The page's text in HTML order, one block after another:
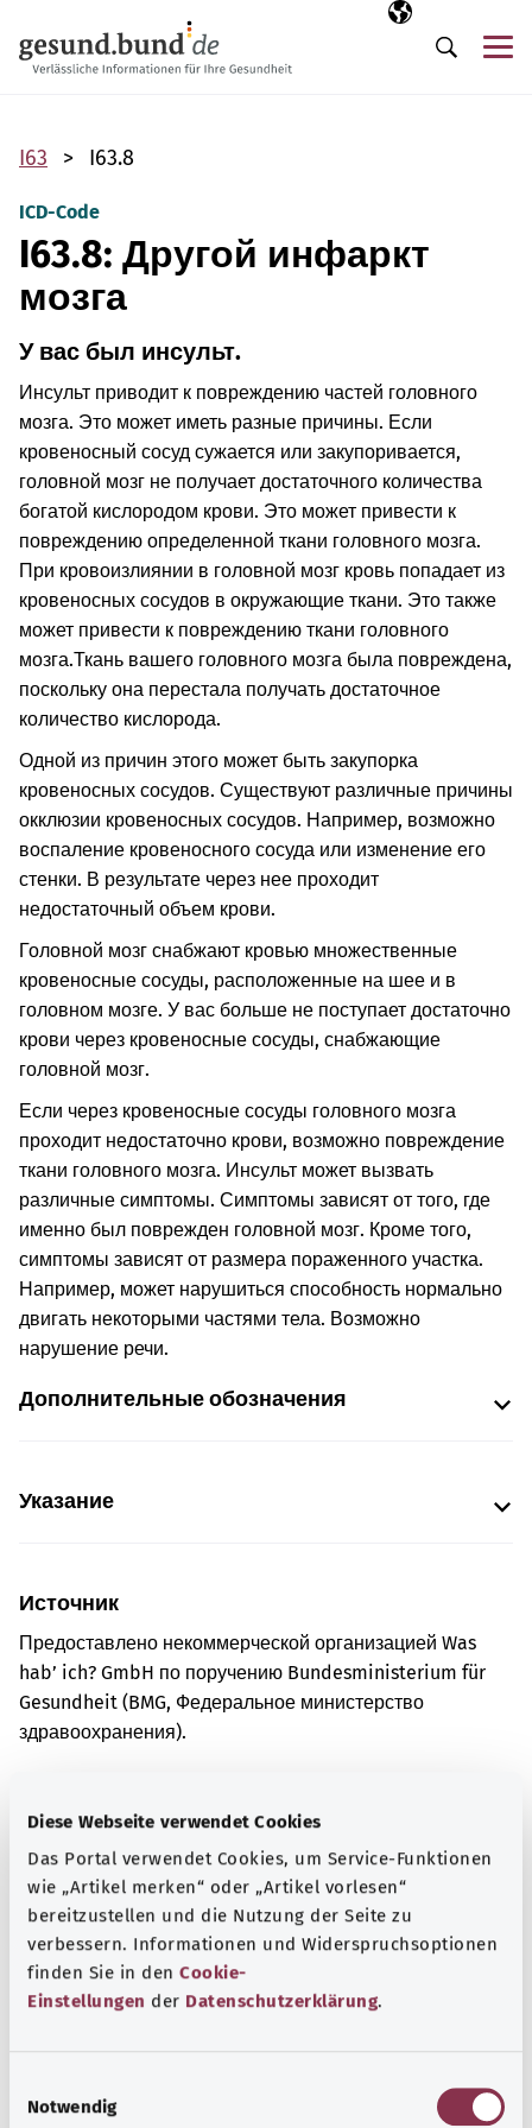
Diese Webseite verwendet Cookies
Das Portal verwendet Cookies, um Service-Funktionen
wie „Artikel merken“ oder „Artikel vorlesen“
bereitzustellen und die Nutzung der Seite zu
verbessern. Informationen und Widerspruchsoptionen
finden Sie in den Cookie-
Einstellungen der Datenschutzerklärung.
Notwendig
Выбранный
RU
Поиск
I63 I63.8
ICD-Code
I63.8: Другой инфаркт
мозга
У вас был инсульт.
Инсульт приводит к повреждению частей головного
мозга. Это может иметь разные причины. Если
кровеносный сосуд сужается или закупоривается,
головной мозг не получает достаточного количества
богатой кислородом крови. Это может привести к
повреждению определенной ткани головного мозга.
При кровоизлиянии в головной мозг кровь попадает из
кровеносных сосудов в окружающие ткани. Это также
может привести к повреждению ткани головного
мозга.Ткань вашего головного мозга была повреждена,
поскольку она перестала получать достаточное
количество кислорода.
Одной из причин этого может быть закупорка
кровеносных сосудов. Существуют различные причины
окклюзии кровеносных сосудов. Например, возможно
воспаление кровеносного сосуда или изменение его
стенки. В результате через нее проходит
недостаточный объем крови.
Головной мозг снабжают кровью множественные
кровеносные сосуды, расположенные на шее и в
головном мозге. У вас больше не поступает достаточно
крови через кровеносные сосуды, снабжающие
головной мозг.
Если через кровеносные сосуды головного мозга
проходит недостаточно крови, возможно повреждение
ткани головного мозга. Инсульт может вызвать
различные симптомы. Симптомы зависят от того, где
именно был поврежден головной мозг. Кроме того,
симптомы зависят от размера пораженного участка.
Например, может нарушиться способность нормально
двигать некоторыми частями тела. Возможно
нарушение речи.
Дополнительные обозначения
Указание
Источник
Предоставлено некоммерческой организацией Was
hab’ ich? GmbH по поручению Bundesministerium für
Gesundheit (BMG, Федеральное министерство
здравоохранения).
Для хорошей осведомленности
Другие статьи